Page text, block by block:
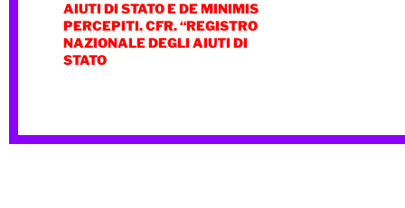
AIUTI DI STATO E DE MINIMIS
PERCEPITI. CFR. “REGISTRO
NAZIONALE DEGLI AIUTI DI
STATO